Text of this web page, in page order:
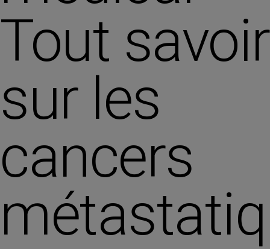
Tout savoir
sur les
cancers